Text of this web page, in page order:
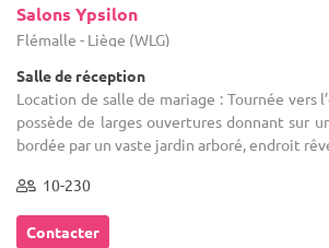
Salons Ypsilon
Flémalle - Liège (WLG)
Salle de réception
Location de salle de mariage : Tournée vers
possède de larges ouvertures donnant sur
bordée par un vaste jardin arboré, endroit rêvé
10-230
Contacter